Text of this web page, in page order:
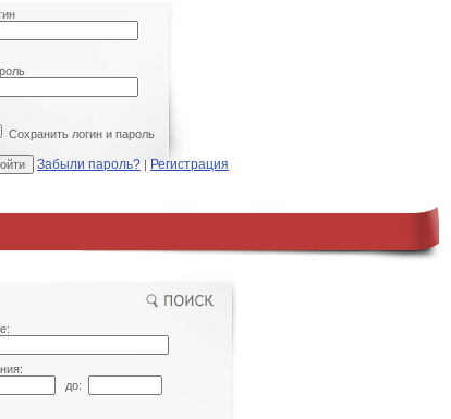
Сохранить логин и пароль
Забыли пароль? | Регистрация
до: